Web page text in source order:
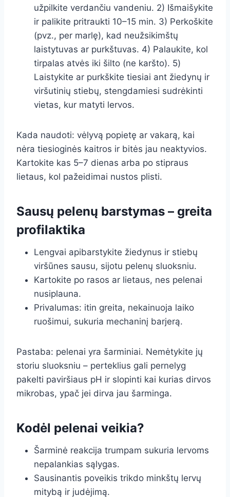
užpilkite verdančiu vandeniu. 2) Išmaišykite
ir palikite pritraukti 10–15 min. 3) Perkoškite
(pvz., per marlę), kad neužsikimštų
laistytuvas ar purkštuvas. 4) Palaukite, kol
tirpalas atvės iki šilto (ne karšto). 5)
Laistykite ar purkškite tiesiai ant žiedynų ir
viršutinių stiebų, stengdamiesi sudrėkinti
vietas, kur matyti lervos.
Kada naudoti: vėlyvą popietę ar vakarą, kai
nėra tiesioginės kaitros ir bitės jau neaktyvios.
Kartokite kas 5–7 dienas arba po stipraus
lietaus, kol pažeidimai nustos plisti.
Sausų pelenų barstymas – greita
profilaktika
Lengvai apibarstykite žiedynus ir stiebų
viršūnes sausu, sijotu pelenų sluoksniu.
Kartokite po rasos ar lietaus, nes pelenai
nusiplauna.
Privalumas: itin greita, nekainuoja laiko
ruošimui, sukuria mechaninį barjerą.
Pastaba: pelenai yra šarminiai. Nemėtykite jų
storiu sluoksniu – perteklius gali pernelyg
pakelti paviršiaus pH ir slopinti kai kurias dirvos
mikrobas, ypač jei dirva jau šarminga.
Kodėl pelenai veikia?
Šarminė reakcija trumpam sukuria lervoms
nepalankias sąlygas.
Sausinantis poveikis trikdo minkštų lervų
mitybą ir judėjimą.